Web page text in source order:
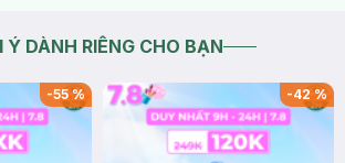
Ý DÀNH RIÊNG CHO BẠN
-55% -42%